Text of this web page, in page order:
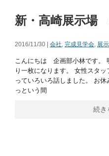
新・高崎展示場
2016/11/30 | 会社, 完成見学会, 展
こんにちは 企画部小林です。
り一枚になります。 女性スタ
っていろいろ話しました。 お
っという間
続き